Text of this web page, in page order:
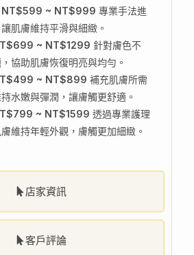
店家資訊
客戶評論
NT$599 ~ NT$999 專業手法進
肌膚維持平滑與細緻。
~ NT$1299 針對膚色不
協助肌膚恢復明亮與均勻。
~ NT$899 補充肌膚所需
水嫩與彈潤，讓膚觸更舒適。
~ NT$1599 透過專業護理
維持年輕外觀，膚觸更加細緻。